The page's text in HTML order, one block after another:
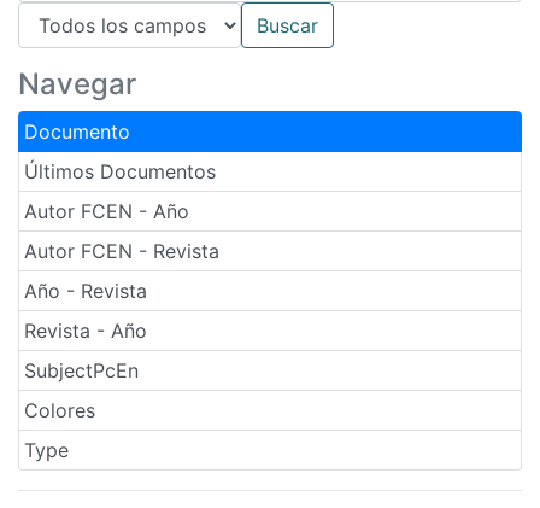
Navegar
Documento
Últimos Documentos
Autor FCEN - Año
Autor FCEN - Revista
Año - Revista
Revista - Año
SubjectPcEn
Colores
Type